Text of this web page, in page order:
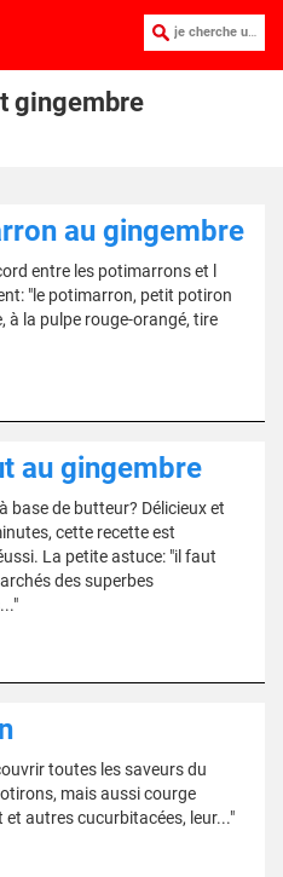
je cherche une recette :
gingembre
au gingembre
entre les potimarrons et l
"le potimarron, petit potiron
à la pulpe rouge-orangé, tire
au gingembre
base de butteur? Délicieux et
cette recette est
La petite astuce: "il faut
des superbes
toutes les saveurs du
mais aussi courge
autres cucurbitacées, leur..."